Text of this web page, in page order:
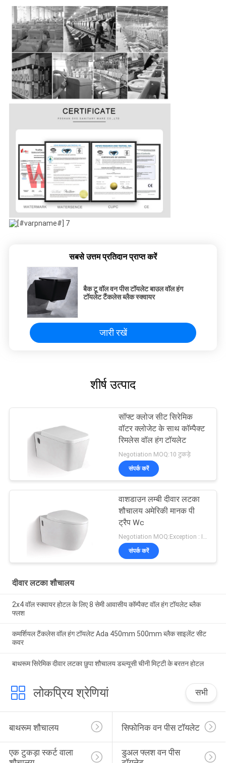
सबसे उत्तम प्रतिदान प्राप्त करें
बैक टू वॉल वन पीस टॉयलेट बाउल वॉल हंग
टॉयलेट टैंकलेस ब्लैक स्क्वायर
जारी रखें
शीर्ष उत्पाद
सॉफ्ट क्लोज सीट सिरेमिक
वॉटर क्लोजेट के साथ कॉम्पैक्ट
रिमलेस वॉल हंग टॉयलेट
Negotiation MOQ:10 टुकड़े
संपर्क करें
वाशडाउन लम्बी दीवार लटका
शौचालय अमेरिकी मानक पी
ट्रैप Wc
संपर्क करें
दीवार लटका शौचालय
2x4 वॉल स्क्वायर होटल के लिए 8 सेमी आवासीय कॉम्पैक्ट वॉल हंग टॉयलेट ब्लैक
फ्लश
कमर्शियल टैंकलेस वॉल हंग टॉयलेट Ada 450mm 500mm ब्लैक साइलेंट सीट
कवर
बाथरूम सिरेमिक दीवार लटका छुपा शौचालय डब्ल्यूसी चीनी मिट्टी के बरतन होटल
लोकप्रिय श्रेणियां सभी
बाथरूम शौचालय सिफोनिक वन पीस टॉयलेट
एक टुकड़ा स्कर्ट वाला
डुअल फ्लश वन पीस